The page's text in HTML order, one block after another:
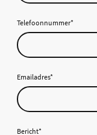
Telefoonnummer*
Emailadres*
Bericht*